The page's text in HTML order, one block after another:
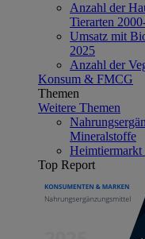
Anzahl der
Tierarten
Umsatz mit
2025
Anzahl der
Konsum & FMCG
Themen
Weitere Themen
Mineralstoffe
Heimtiermarkt
Top Report